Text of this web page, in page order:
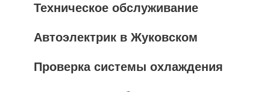
Техническое обслуживание
Автоэлектрик в Жуковском
Проверка системы охлаждения